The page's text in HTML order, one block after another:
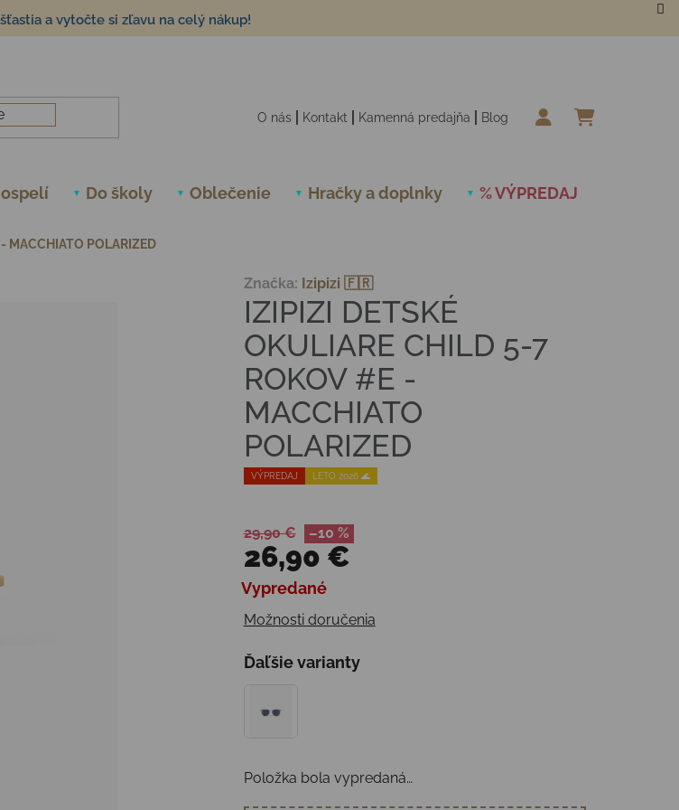
a vytočte si zľavu na celý nákup!
O nás Kontakt Kamenná predajňa Blog
Do školy Oblečenie Hračky a doplnky % VÝPREDAJ
MACCHIATO POLARIZED
VÝPREDAJ LETO 2026 🌊
IZIPIZI DETSKÉ
OKULIARE CHILD 5-7
ROKOV #E -
MACCHIATO
POLARIZED
Značka: Izipizi 🇫🇷
29,90 € –10 %
26,90 €
Jednotková cena:
Vypredané
Možnosti doručenia
Ďaľšie varianty
Položka bola vypredaná…